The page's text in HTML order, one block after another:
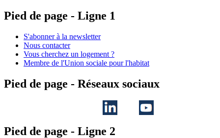
Pied de page - Ligne 1
S'abonner à la newsletter
Nous contacter
Vous cherchez un logement ?
Membre de l'Union sociale pour l'habitat
Pied de page - Réseaux sociaux
Pied de page - Ligne 2